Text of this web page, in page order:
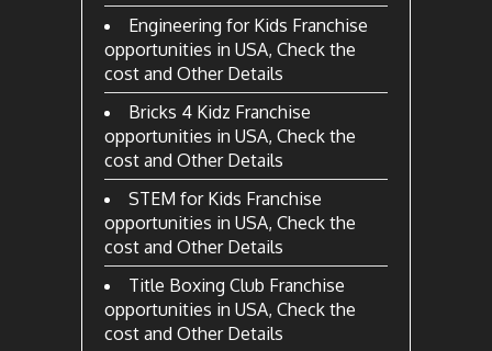
Engineering for Kids Franchise
opportunities in USA, Check the
cost and Other Details
Bricks 4 Kidz Franchise
opportunities in USA, Check the
cost and Other Details
STEM for Kids Franchise
opportunities in USA, Check the
cost and Other Details
Title Boxing Club Franchise
opportunities in USA, Check the
cost and Other Details